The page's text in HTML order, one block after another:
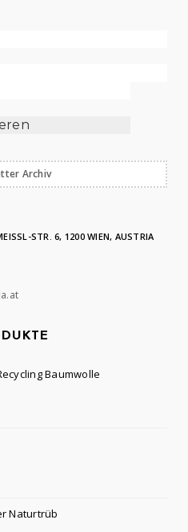
Archiv
STR. 6, 1200 WIEN, AUSTRIA
Baumwolle
Naturtrüb